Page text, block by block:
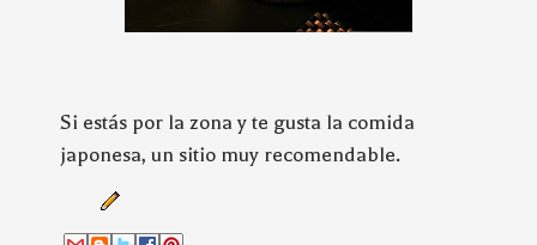
Si estás por la zona y te gusta la comida
japonesa, un sitio muy recomendable.